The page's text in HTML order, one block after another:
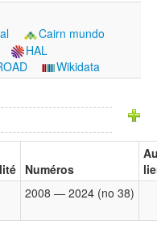
Cairn mundo
HAL
Wikidata
Numéros
2008 — 2024 (no 38)